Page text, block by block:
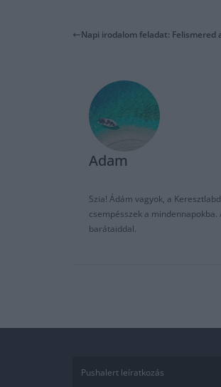
Napi irodalom feladat: Felismered
Adam
Szia! Ádám vagyok, a
csempésszek a
barátaiddal.
Pushalert leíratkozás